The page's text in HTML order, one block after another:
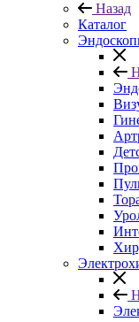
Назад
Каталог